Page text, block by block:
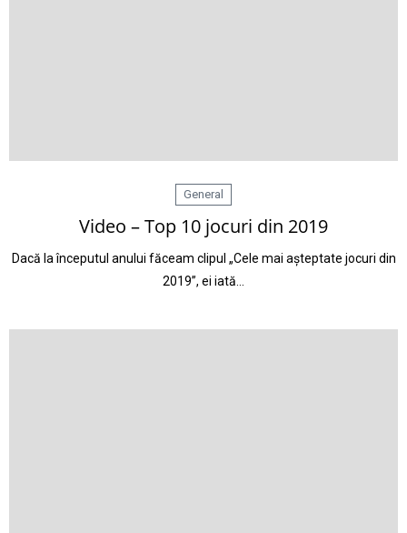
General
Video – Top 10 jocuri din 2019
Dacă la începutul anului făceam clipul „Cele mai așteptate jocuri din
2019”, ei iată…